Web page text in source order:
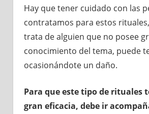
Hay que tener cuidado con las
contratamos para estos
trata de alguien que no posee
conocimiento del tema, puede
ocasionándote un daño.
Para que este tipo de rituales
gran eficacia, debe ir